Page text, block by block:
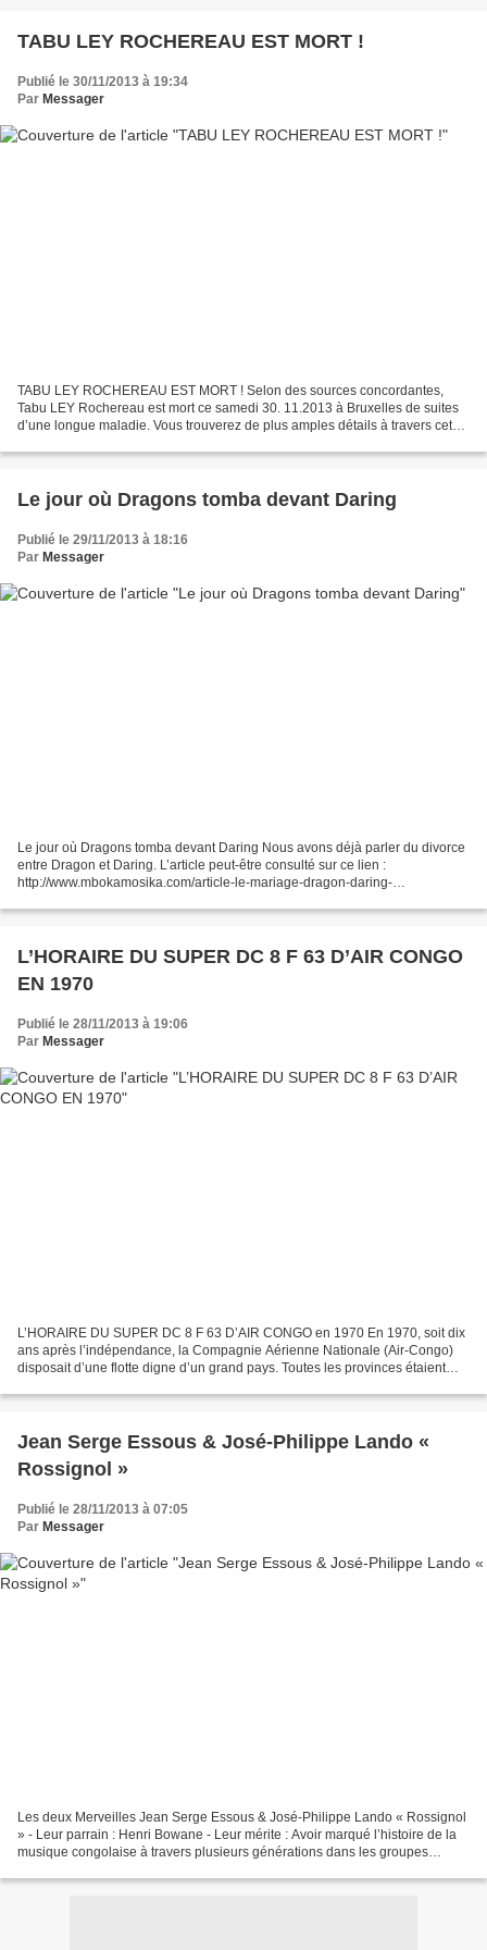
TABU LEY ROCHEREAU EST MORT !
Publié le 30/11/2013 à 19:34
Par Messager
TABU LEY ROCHEREAU EST MORT ! Selon des sources concordantes,
Tabu LEY Rochereau est mort ce samedi 30. 11.2013 à Bruxelles de suites
d’une longue maladie. Vous trouverez de plus amples détails à travers cet
tabuley-dit-rochereau-nest-plus/...
Le jour où Dragons tomba devant Daring
Publié le 29/11/2013 à 18:16
Par Messager
Le jour où Dragons tomba devant Daring Nous avons déjà parler du divorce
entre Dragon et Daring. L’article peut-être consulté sur ce lien :
http://www.mbokamosika.com/article-le-mariage-dragon-daring-
L’HORAIRE DU SUPER DC 8 F 63 D’AIR CONGO
EN 1970
Publié le 28/11/2013 à 19:06
Par Messager
L’HORAIRE DU SUPER DC 8 F 63 D’AIR CONGO en 1970 En 1970, soit dix
ans après l’indépendance, la Compagnie Aérienne Nationale (Air-Congo)
disposait d’une flotte digne d’un grand pays. Toutes les provinces étaient
Jean Serge Essous & José-Philippe Lando «
Rossignol »
Publié le 28/11/2013 à 07:05
Par Messager
Les deux Merveilles Jean Serge Essous & José-Philippe Lando « Rossignol
» - Leur parrain : Henri Bowane - Leur mérite : Avoir marqué l’histoire de la
musique congolaise à travers plusieurs générations dans les groupes